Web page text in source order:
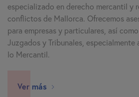
especializado en derecho mercantil y
conflictos de Mallorca. Ofrecemos
para empresas y particulares, así
Juzgados y Tribunales,
lo Mercantil.
Ver más